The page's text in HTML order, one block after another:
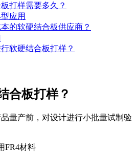
打样需要多久？
应用
的软硬结合板供应商？
软硬结合板打样？
合板打样？
量产前，对设计进行小批量试制验
FR4材料